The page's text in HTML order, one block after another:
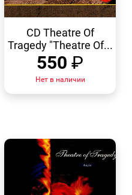
ПРОСМОТР
CD Theatre Of
Tragedy "Theatre Of...
550 ₽
Нет в наличии